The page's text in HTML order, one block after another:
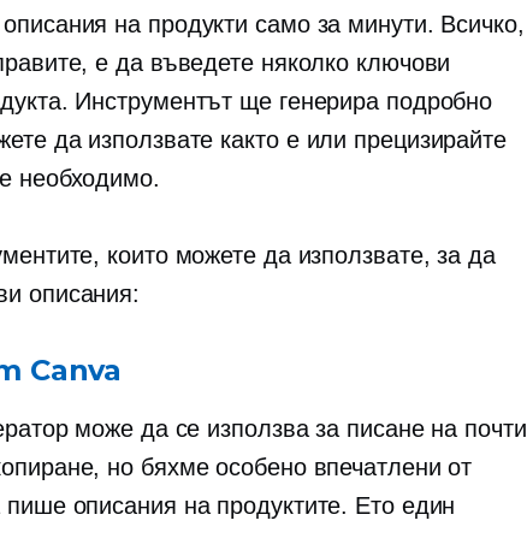
на продукти само за минути. Всичко,
е да въведете няколко ключови
Инструментът ще генерира подробно
да използвате както еили прецизирайте
необходимо.
които можете да използвате, за да
описания:
Canva
може да се използва за писане на почти
но бяхме особено впечатлени от
описания на продуктите. Ето един